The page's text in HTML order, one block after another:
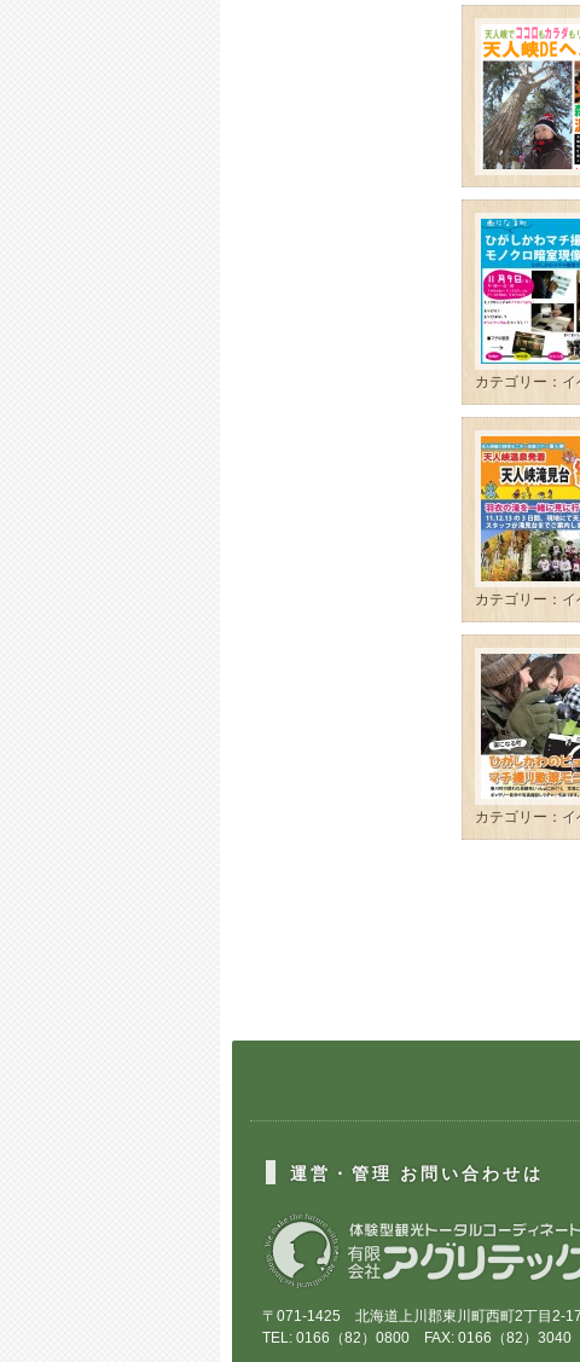
カテゴリー： イ
カテゴリー： イ
カテゴリー： イ
運営・管理 お問い合わせは
〒071-1425 北海道上川郡東川町西町2丁目2-17
TEL: 0166（82）0800 FAX: 0166（82）3040